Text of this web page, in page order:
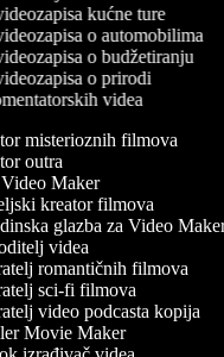
kućne ture
o automobilima
o budžetiranju
o prirodi
videa
misterioznih filmova
outra
Maker
kreator filmova
glazba za Video Maker
videa
romantičnih filmova
sci-fi filmova
video podcasta kopija
Movie Maker